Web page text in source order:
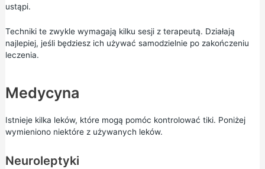
ustąpi.
Techniki te zwykle wymagają kilku sesji z terapeutą. Działają
najlepiej, jeśli będziesz ich używać samodzielnie po zakończeniu
leczenia.
Medycyna
Istnieje kilka leków, które mogą pomóc kontrolować tiki. Poniżej
wymieniono niektóre z używanych leków.
Neuroleptyki